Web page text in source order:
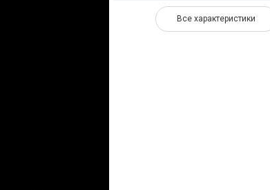
Все характеристики